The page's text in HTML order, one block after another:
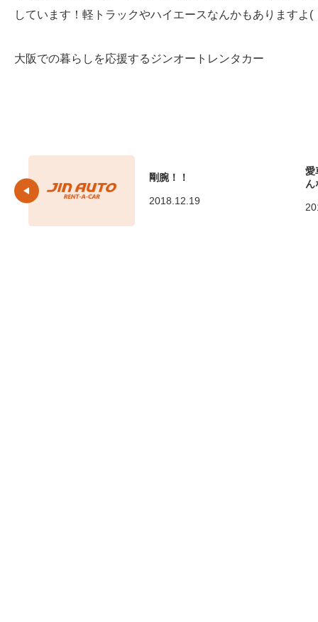
しています！軽トラックやハイエースなんかもありますよ(
大阪での暮らしを応援するジンオートレンタカー
剛腕！！
2018.12.19
愛